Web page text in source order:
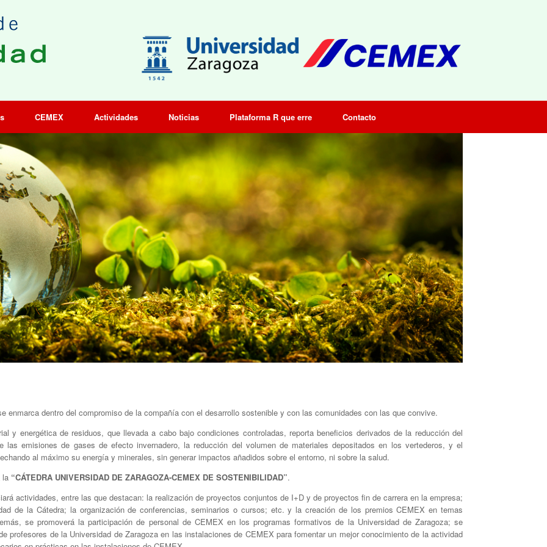
CEMEX Actividades Noticias Plataforma R que erre Contacto
enmarca dentro del compromiso de la compañía con el desarrollo sostenible y con las comunidades con las que convive.
y energética de residuos, que llevada a cabo bajo condiciones controladas, reporta beneficios derivados de la reducción del
las emisiones de gases de efecto invernadero, la reducción del volumen de materiales depositados en los vertederos, y el
al máximo su energía y minerales, sin generar impactos añadidos sobre el entorno, ni sobre la salud.
la “CÁTEDRA UNIVERSIDAD DE ZARAGOZA-CEMEX DE SOSTENIBILIDAD”.
actividades, entre las que destacan: la realización de proyectos conjuntos de I+D y de proyectos fin de carrera en la empresa;
de la Cátedra; la organización de conferencias, seminarios o cursos; etc. y la creación de los premios CEMEX en temas
se promoverá la participación de personal de CEMEX en los programas formativos de la Universidad de Zaragoza; se
profesores de la Universidad de Zaragoza en las instalaciones de CEMEX para fomentar un mejor conocimiento de la actividad